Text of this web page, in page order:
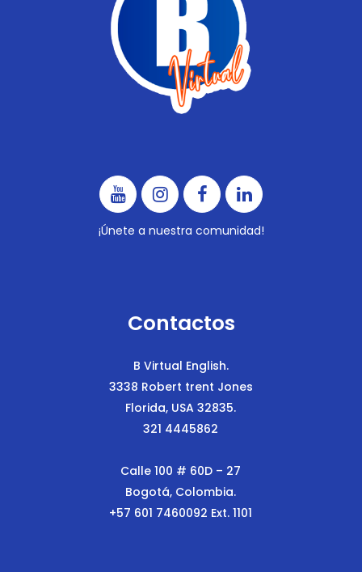
¡Únete a nuestra comunidad!
Contactos
B Virtual English.
3338 Robert trent Jones
Florida, USA 32835.
321 4445862
Calle 100 # 60D – 27
Bogotá, Colombia.
+57 601 7460092 Ext. 1101